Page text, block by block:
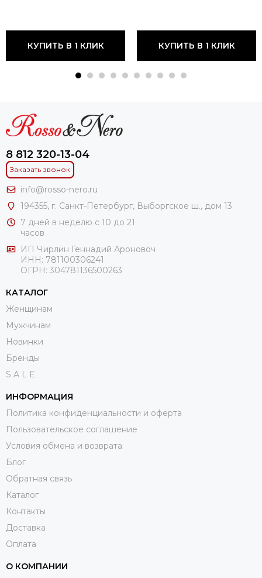
КУПИТЬ В 1 КЛИК КУПИТЬ В 1 КЛИК
8 812 320-13-04
Заказать звонок
info@rosso-nero.ru
194355, г. Санкт-Петербург, Выборгское ш., дом 13
7 дней в неделю с 10 до 21
часов
ИП Чирлин Геннадий Ароновоч
ИНН: 781100306241
ОГРН: 304781136500263
КАТАЛОГ
Женщинам
Мужчинам
Новинки
Бренды
S A L E
ИНФОРМАЦИЯ
Политика конфиденциальности и оферта
Пользовательское соглашение
Условия обмена и возврата
Блог
Обратная связь
Каталог
Контакты
Доставка
Оплата
О КОМПАНИИ